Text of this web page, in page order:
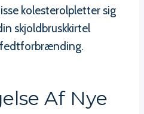
kolesterolpletter sig
skjoldbruskkirtel
fedtforbrænding.
Af Nye